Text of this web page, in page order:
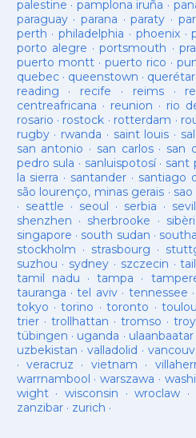
palestine · pamplona iruña ·
paraguay· parana ·paraty ·
perth ·philadelphia · phoenix·
porto alegre ·portsmouth ·
puerto montt· puerto rico ·
quebec· queenstown ·
reading · recife · reims·
centreafricana · reunion · rio
rosario · rostock · rotterdam ·
rugby· rwanda · saint louis ·
san antonio · san carlos· san
pedro sula · sanluispotosí· sant
la sierra · santander · santiago
são lourenço, minas gerais ·
· seattle · seoul · serbia ·
shenzhen · sherbrooke ·
singapore · south sudan ·
stockholm · strasbourg ·
suzhou · sydney · szczecin ·
tamil nadu ·tampa ·
tauranga ·tel aviv· tennessee
tokyo ·torino ·toronto ·
trier· trollhattan · tromso ·
tübingen · uganda · ulaanbaatar
uzbekistan · valladolid ·
· veracruz · vietnam ·
warrnambool ·warszawa ·
wight· wisconsin ·wroclaw ·
zanzibar· zurich ·